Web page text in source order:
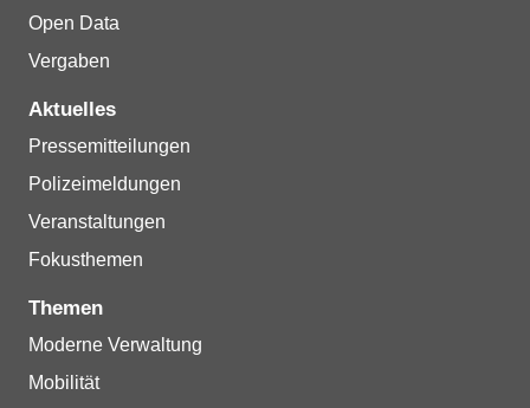
Open Data
Vergaben
Aktuelles
Pressemitteilungen
Polizeimeldungen
Veranstaltungen
Fokusthemen
Themen
Moderne Verwaltung
Mobilität